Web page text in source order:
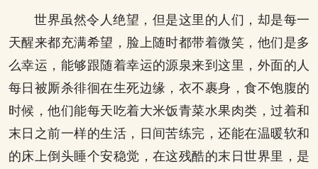
世界虽然令人绝望，但是这里的人们，却是每一
天醒来都充满希望，脸上随时都带着微笑，他们是多
么幸运，能够跟随着幸运的源泉来到这里，外面的人
每日被厮杀徘徊在生死边缘，衣不裹身，食不饱腹的
时候，他们能每天吃着大米饭青菜水果肉类，过着和
末日之前一样的生活，日间苦练完，还能在温暖软和
的床上倒头睡个安稳觉，在这残酷的末日世界里，是